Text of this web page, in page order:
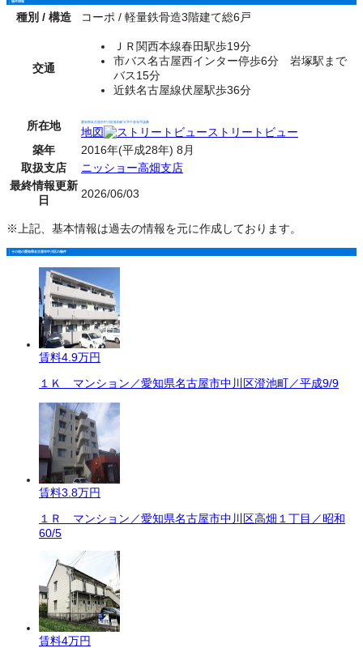
物件情報
種別 / 構造 コーポ / 軽量鉄骨造3階建て総6戸
交通
ＪＲ関西本線春田駅歩19分
市バス名古屋西インター停歩6分 岩塚駅まで
バス15分
近鉄名古屋線伏屋駅歩36分
所在地 愛知県名古屋市中川区富田町大字千音寺字諸桑
地図
ストリートビュー
築年
2016年(平成28年) 8月
取扱支店
ニッショー高畑支店
最終情報更新
日
2026/06/03
※上記、基本情報は過去の情報を元に作成しております。
その他の愛知県名古屋市中川区の物件
賃料4.9万円
１Ｋ マンション／愛知県名古屋市中川区澄池町／平成9/9
賃料3.8万円
１Ｒ マンション／愛知県名古屋市中川区高畑１丁目／昭和
60/5
賃料4万円